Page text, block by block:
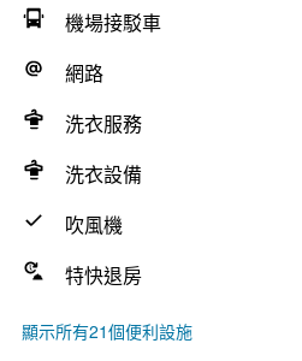
機場接駁車
網路
洗衣服務
洗衣設備
吹風機
特快退房
顯示所有21個便利設施